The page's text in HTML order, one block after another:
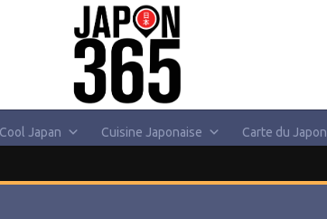
Cool Japan Cuisine Japonaise Carte du Japon